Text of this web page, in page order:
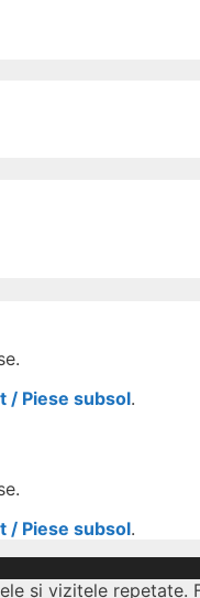
/ Piese subsol.
/ Piese subsol.
și vizitele repetate.